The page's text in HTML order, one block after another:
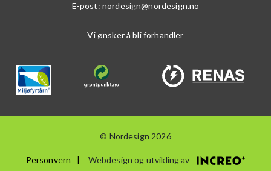
E-post: nordesign@nordesign.no
Vi ønsker å bli forhandler
© Nordesign 2026
Personvern Webdesign og utvikling av